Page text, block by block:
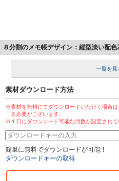
８分割のメモ帳デザイン：縦型淡い配
一覧を見
素材ダウンロード方法
※素材を無料にてダウンロードいただく場合は
る必要がございます。
※１日にダウンロード可能な回数が設定されて
簡単に無料でダウンロードが可能！
ダウンロードキーの取得